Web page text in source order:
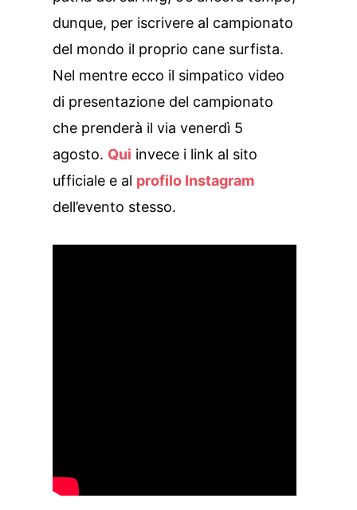
dunque, per iscrivere al campionato
del mondo il proprio cane surfista.
Nel mentre ecco il simpatico video
di presentazione del campionato
che prenderà il via venerdì 5
agosto. Qui invece i link al sito
ufficiale e al profilo Instagram
dell’evento stesso.